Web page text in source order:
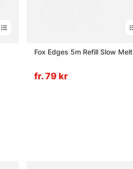
Fox Edges 5m Refill Slow Melt
fr. 79 kr